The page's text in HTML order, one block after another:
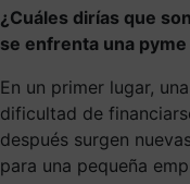
¿Cuáles dirías que
se enfrenta una
En un primer lugar,
dificultad de
después surgen
para una pequeña